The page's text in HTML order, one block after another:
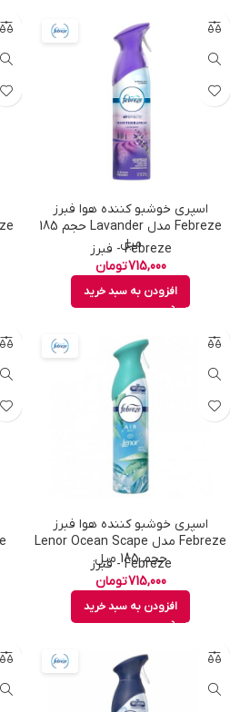
اسپری خوشبو کننده هوا فبرز
Febreze مدل Lavander حجم 185
میل
Febreze - فبرز
715,000تومان
افزودن به سبد خرید
اسپری خوشبو کننده هوا فبرز
Febreze مدل Lenor Ocean Scape
حجم 185 میل
Febreze - فبرز
715,000تومان
افزودن به سبد خرید